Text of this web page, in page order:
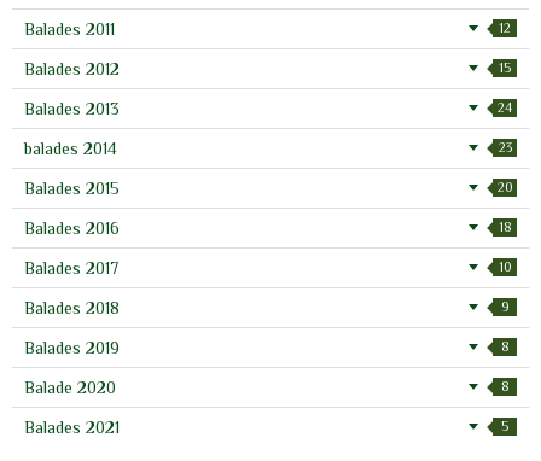
Balades 2011 12
Balades 2012 15
Balades 2013 24
balades 2014 23
Balades 2015 20
Balades 2016 18
Balades 2017 10
Balades 2018 9
Balades 2019 8
Balade 2020 8
Balades 2021 5